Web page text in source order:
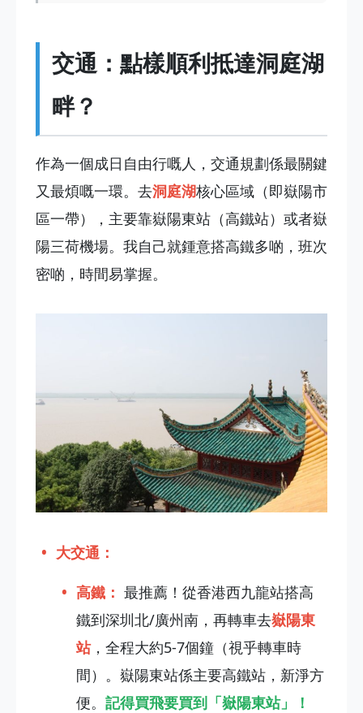
交通：點樣順利抵達洞庭湖
畔？
作為一個成日自由行嘅人，交通規劃係最關鍵
又最煩嘅一環。去洞庭湖核心區域（即嶽陽市
區一帶），主要靠嶽陽東站（高鐵站）或者嶽
陽三荷機場。我自己就鍾意搭高鐵多啲，班次
密啲，時間易掌握。
大交通：
高鐵： 最推薦！從香港西九龍站搭高
鐵到深圳北/廣州南，再轉車去嶽陽東
站，全程大約5-7個鐘（視乎轉車時
間）。嶽陽東站係主要高鐵站，新淨方
便。 記得買飛要買到「嶽陽東站」！